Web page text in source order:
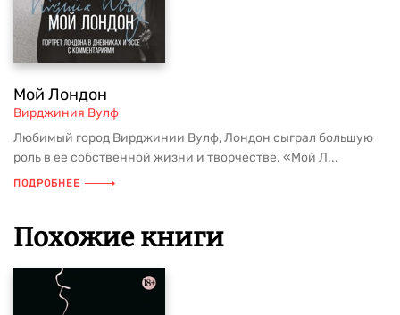
Мой Лондон
Вирджиния Вулф
Любимый город Вирджинии Вулф, Лондон сыграл большую
роль в ее собственной жизни и творчестве. «Мой Л...
ПОДРОБНЕЕ
Похожие книги